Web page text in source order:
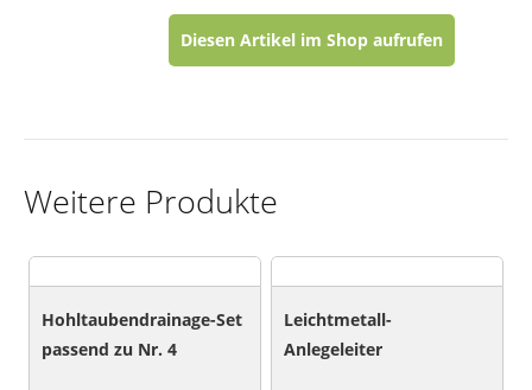
Diesen Artikel im Shop aufrufen
Weitere Produkte
Hohltaubendrainage-Set
passend zu Nr. 4
Leichtmetall-
Anlegeleiter